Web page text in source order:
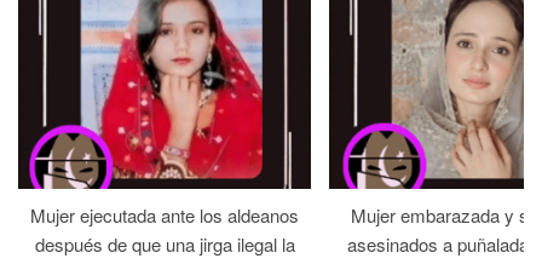
Mujer ejecutada ante los aldeanos
después de que una jirga ilegal la
Mujer embarazada y
asesinados a